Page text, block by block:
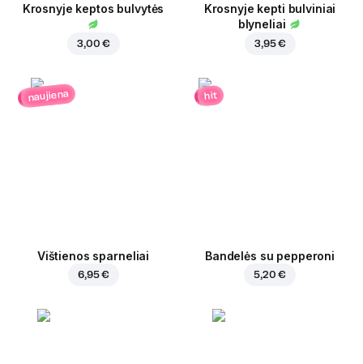
Krosnyje keptos bulvytės
3,00 €
Krosnyje kepti bulviniai
blyneliai
3,95 €
naujiena
Vištienos sparneliai
6,95 €
hit
Bandelės su pepperoni
5,20 €